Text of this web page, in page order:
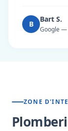
B
Bart S.
Google —
ZONE